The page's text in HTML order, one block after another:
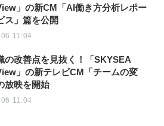
」の新CM「AI働き方分析レポー
ス」篇を公開
11:04
の改善点を見抜く！「SKYSEA
」の新テレビCM「チームの変
放映を開始
11:04